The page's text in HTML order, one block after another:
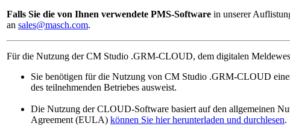
Falls Sie die von Ihnen verwendete PMS-Software in unserer
an sales@masch.com.
Für die Nutzung der CM Studio .GRM-CLOUD, dem digitalen
Sie benötigen für die Nutzung von CM Studio .GRM-CLOUD
des teilnehmenden Betriebes ausweist.
Die Nutzung der CLOUD-Software basiert auf den allgemeinen
Agreement (EULA) können Sie hier herunterladen und durchlesen.